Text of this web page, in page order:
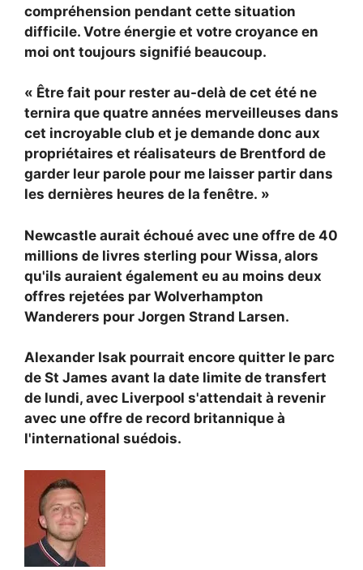
compréhension pendant cette situation
difficile. Votre énergie et votre croyance en
moi ont toujours signifié beaucoup.
« Être fait pour rester au-delà de cet été ne
ternira que quatre années merveilleuses dans
cet incroyable club et je demande donc aux
propriétaires et réalisateurs de Brentford de
garder leur parole pour me laisser partir dans
les dernières heures de la fenêtre. »
Newcastle aurait échoué avec une offre de 40
millions de livres sterling pour Wissa, alors
qu'ils auraient également eu au moins deux
offres rejetées par Wolverhampton
Wanderers pour Jorgen Strand Larsen.
Alexander Isak pourrait encore quitter le parc
de St James avant la date limite de transfert
de lundi, avec Liverpool s'attendait à revenir
avec une offre de record britannique à
l'international suédois.